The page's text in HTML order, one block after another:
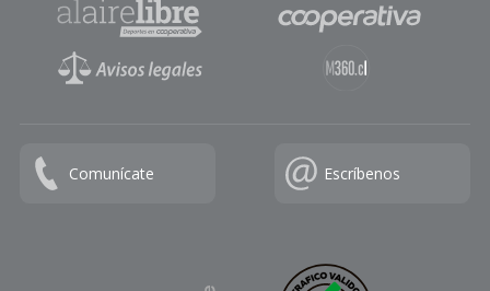
Comunícate Escríbenos